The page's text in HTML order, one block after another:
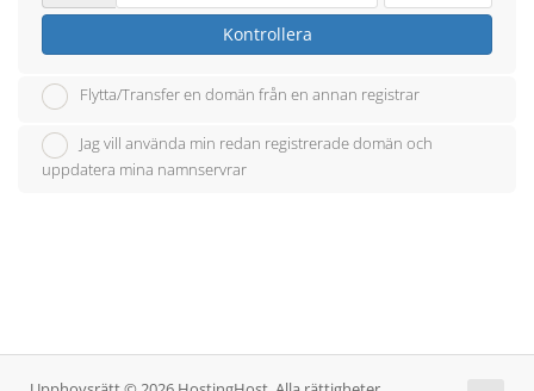
Kontrollera
Flytta/Transfer en domän från en annan registrar
Jag vill använda min redan registrerade domän och
uppdatera mina namnservrar